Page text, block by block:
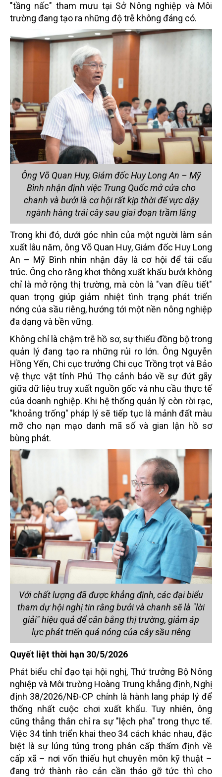
"tầng nấc" tham mưu tại Sở Nông nghiệp và Môi
trường đang tạo ra những độ trễ không đáng có.
Ông Võ Quan Huy, Giám đốc Huy Long An – Mỹ
Bình nhận định việc Trung Quốc mở cửa cho
chanh và bưởi là cơ hội rất kịp thời để vực dậy
ngành hàng trái cây sau giai đoạn trầm lắng
Trong khi đó, dưới góc nhìn của một người làm sản
xuất lâu năm, ông Võ Quan Huy, Giám đốc Huy Long
An – Mỹ Bình nhìn nhận đây là cơ hội để tái cấu
trúc. Ông cho rằng khơi thông xuất khẩu bưởi không
chỉ là mở rộng thị trường, mà còn là "van điều tiết"
quan trọng giúp giảm nhiệt tình trạng phát triển
nóng của sầu riêng, hướng tới một nền nông nghiệp
đa dạng và bền vững.
Không chỉ là chậm trễ hồ sơ, sự thiếu đồng bộ trong
quản lý đang tạo ra những rủi ro lớn. Ông Nguyễn
Hồng Yến, Chi cục trưởng Chi cục Trồng trọt và Bảo
vệ thực vật tỉnh Phú Thọ cảnh báo về sự đứt gãy
giữa dữ liệu truy xuất nguồn gốc và nhu cầu thực tế
của doanh nghiệp. Khi hệ thống quản lý còn rời rạc,
"khoảng trống" pháp lý sẽ tiếp tục là mảnh đất màu
mỡ cho nạn mạo danh mã số và gian lận hồ sơ
bùng phát.
Với chất lượng đã được khẳng định, các đại biểu
tham dự hội nghị tin rằng bưởi và chanh sẽ là "lời
giải" hiệu quả để cân bằng thị trường, giảm áp
lực phát triển quá nóng của cây sầu riêng
Quyết liệt thời hạn 30/5/2026
Phát biểu chỉ đạo tại hội nghị, Thứ trưởng Bộ Nông
nghiệp và Môi trường Hoàng Trung khẳng định, Nghị
định 38/2026/NĐ-CP chính là hành lang pháp lý để
thống nhất cuộc chơi xuất khẩu. Tuy nhiên, ông
cũng thẳng thắn chỉ ra sự "lệch pha" trong thực tế.
Việc 34 tỉnh triển khai theo 34 cách khác nhau, đặc
biệt là sự lúng túng trong phân cấp thẩm định về
cấp xã – nơi vốn thiếu hụt chuyên môn kỹ thuật –
đang trở thành rào cản cần tháo gỡ tức thì cho